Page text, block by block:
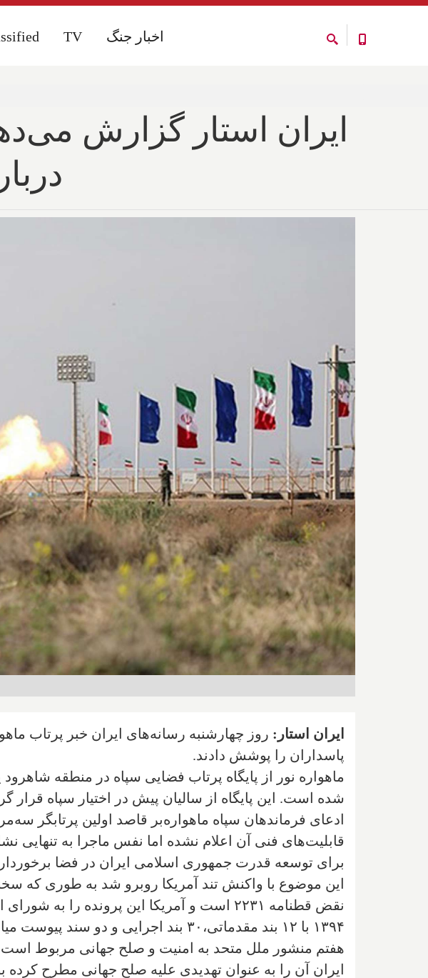
TV اخبار جنگ TV اخبار جنگ
ایران استار گزارش
ایران استار: روز چهارشنبه رسانه‌های ایران خبر پرتاب
پاسداران را پوشش دادند.
ماهواره نور از پایگاه پرتاب فضایی سپاه در منطقه
شده است. این پایگاه از سالیان پیش در اختیار سپاه قرار
ادعای فرماندهان سپاه ماهواره‌بر قاصد اولین پرتابگر
قابلیت‌های فنی آن اعلام نشده اما نفس ماجرا به تنهایی
برای توسعه قدرت جمهوری اسلامی ایران در فضا
این موضوع با واکنش تند آمریکا روبرو شد به طوری که
ایران آن را به عنوان تهدیدی علیه صلح جهانی مطرح کرده